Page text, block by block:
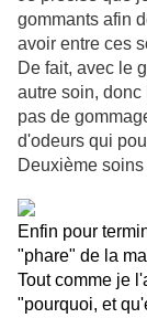
gommants afin
avoir entre ces
De fait, avec le
autre soin,
pas de
d'odeurs qui
Deuxième
Enfin pour
"phare" de la
Tout comme je
"pourquoi, et